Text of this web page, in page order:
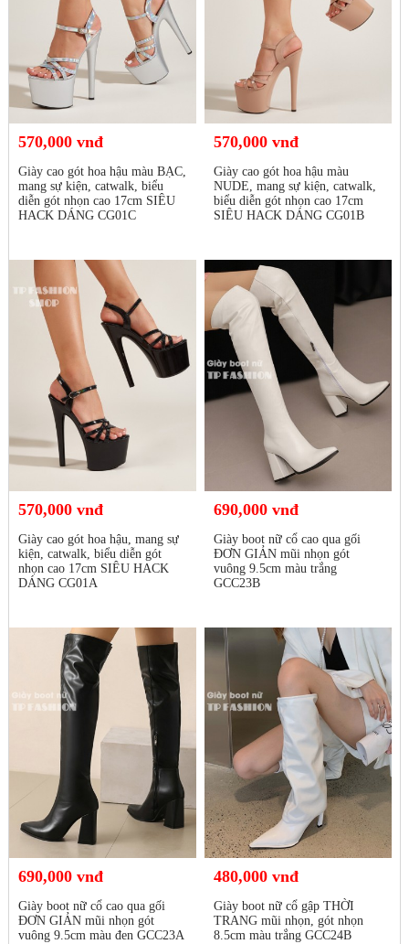
570,000 vnđ
Giày cao gót hoa hậu màu BẠC,
mang sự kiện, catwalk, biểu
diễn gót nhọn cao 17cm SIÊU
HACK DÁNG CG01C
570,000 vnđ
Giày cao gót hoa hậu màu
NUDE, mang sự kiện, catwalk,
biểu diễn gót nhọn cao 17cm
SIÊU HACK DÁNG CG01B
570,000 vnđ
Giày cao gót hoa hậu, mang sự
kiện, catwalk, biểu diễn gót
nhọn cao 17cm SIÊU HACK
DÁNG CG01A
690,000 vnđ
Giày boot nữ cổ cao qua gối
ĐƠN GIẢN mũi nhọn gót
vuông 9.5cm màu trắng
GCC23B
690,000 vnđ
Giày boot nữ cổ cao qua gối
ĐƠN GIẢN mũi nhọn gót
vuông 9.5cm màu đen GCC23A
480,000 vnđ
Giày boot nữ cổ gập THỜI
TRANG mũi nhọn, gót nhọn
8.5cm màu trắng GCC24B